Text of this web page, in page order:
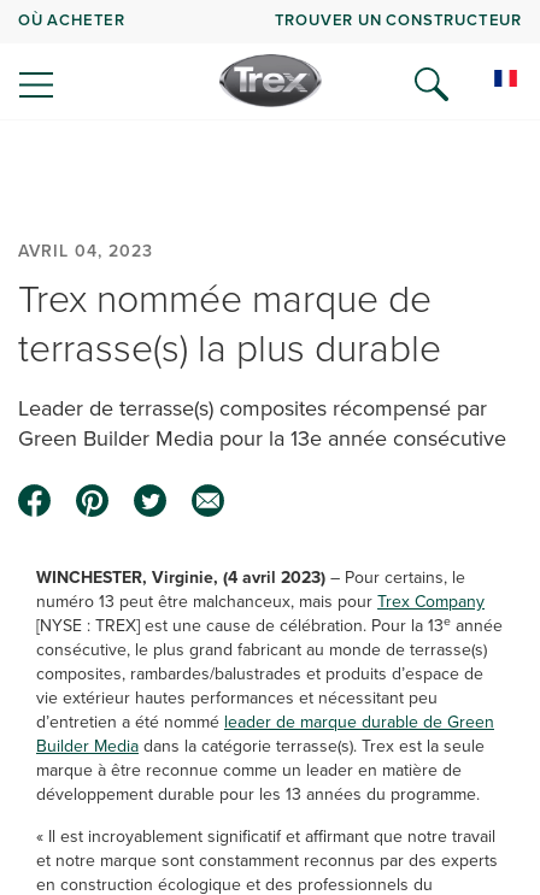
OÙ ACHETER TROUVER UN CONSTRUCTEUR
AVRIL 04, 2023
Trex nommée marque de
terrasse(s) la plus durable
Leader de terrasse(s) composites récompensé par
Green Builder Media pour la 13e année consécutive
WINCHESTER, Virginie, (4 avril 2023)– Pour certains, le
numéro 13 peut être malchanceux, mais pourTrex Company
[NYSE : TREX] est une cause de célébration. Pour la 13e année
consécutive, le plus grand fabricant au monde de terrasse(s)
composites, rambardes/balustrades et produits d’espace de
vie extérieur hautes performances et nécessitant peu
d’entretien a été nommé leader de marque durable de Green
Builder Mediadans la catégorie terrasse(s). Trex est la seule
marque à être reconnue comme un leader en matière de
développement durable pour les 13 années du programme.
« Il est incroyablement significatif et affirmant que notre travail
et notre marque sont constamment reconnus par des experts
en construction écologique et des professionnels du